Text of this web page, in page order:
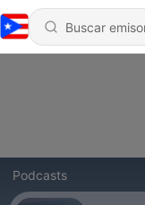
Podcasts